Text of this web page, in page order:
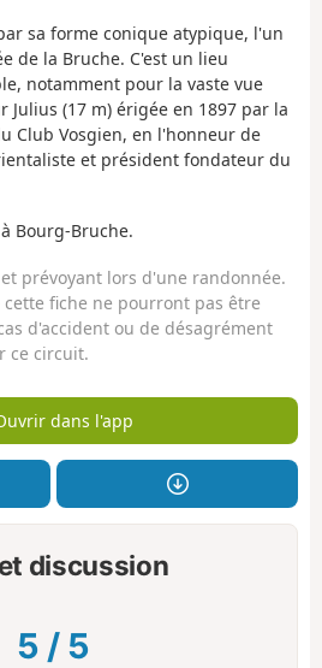
sa forme conique atypique, l'un
de la Bruche. C'est un lieu
notamment pour la vaste vue
(17 m) érigée en 1897 par la
Club Vosgien, en l'honneur de
et président fondateur du
Bourg-Bruche.
prévoyant lors d'une randonnée.
fiche ne pourront pas être
d'accident ou de désagrément
ce circuit.
dans l'app
discussion
5 / 5